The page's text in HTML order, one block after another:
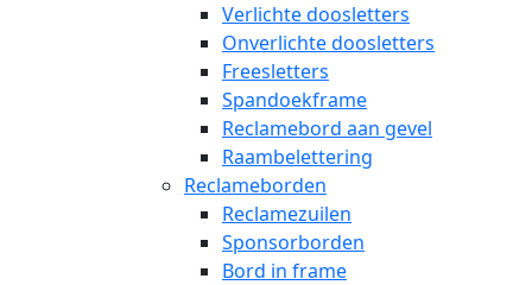
Verlichte doosletters
Onverlichte doosletters
Freesletters
Spandoekframe
Reclamebord aan gevel
Raambelettering
Reclameborden
Reclamezuilen
Sponsorborden
Bord in frame